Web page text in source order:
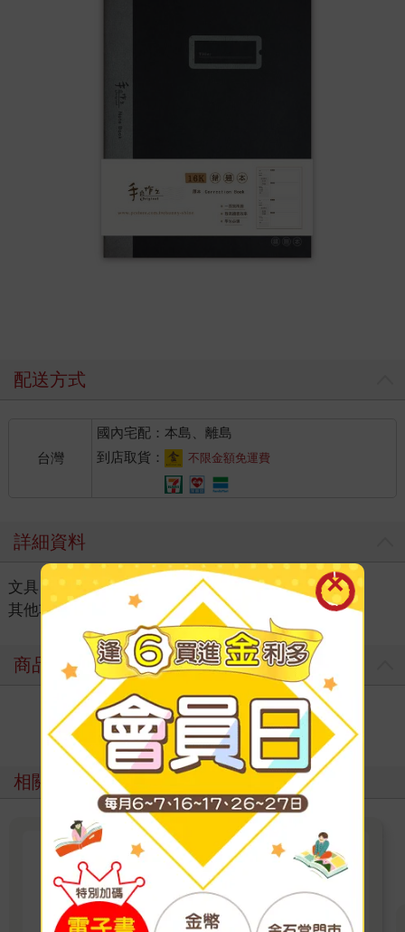
配送方式
台灣
國內宅配：本島、離島
到店取貨：
不限金額免運費
詳細資料
文具 ＞ 筆記本｜紙品 ＞ 功能筆記 ＞
其他功能筆記｜練習本
商品評價
寫評價
相關主題
幫助你實現目標的子彈筆記
專業子彈筆記本有點陣內頁，更方便創造自己想
要個格式。但其實任何筆記本都可以寫子彈筆